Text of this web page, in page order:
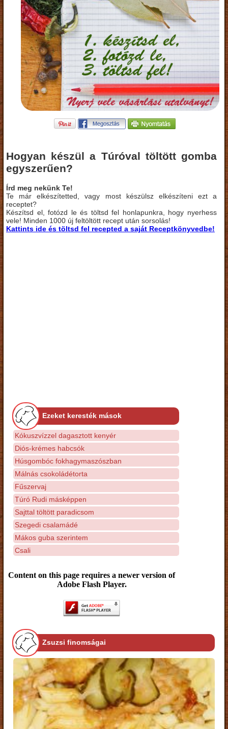
Hogyan készül a Túróval töltött gomba
egyszerűen?
Írd meg nekünk Te!
Te már elkészítetted, vagy most készülsz elkészíteni ezt a
receptet?
Készítsd el, fotózd le és töltsd fel honlapunkra, hogy nyerhess
vele! Minden 1000 új feltöltött recept után sorsolás!
Kattints ide és töltsd fel recepted a saját Receptkönyvedbe!
Ezeket keresték mások
Kókuszvízzel dagasztott kenyér
Diós-krémes habcsók
Húsgombóc fokhagymaszószban
Málnás csokoládétorta
Fűszervaj
Túró Rudi másképpen
Sajttal töltött paradicsom
Szegedi csalamádé
Mákos guba szerintem
Csali
Content on this page requires a newer version of
Adobe Flash Player.
Zsuzsi finomságai